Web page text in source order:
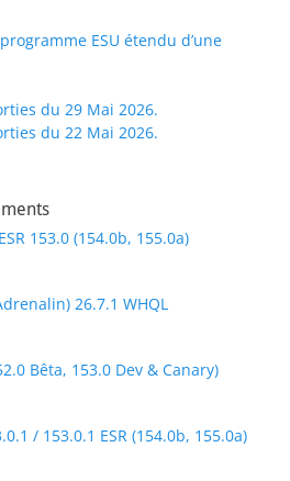
ESU étendu d’une
du 29 Mai 2026.
du 22 Mai 2026.
153.0 (154.0b, 155.0a)
26.7.1 WHQL
Bêta, 153.0 Dev & Canary)
/ 153.0.1 ESR (154.0b, 155.0a)